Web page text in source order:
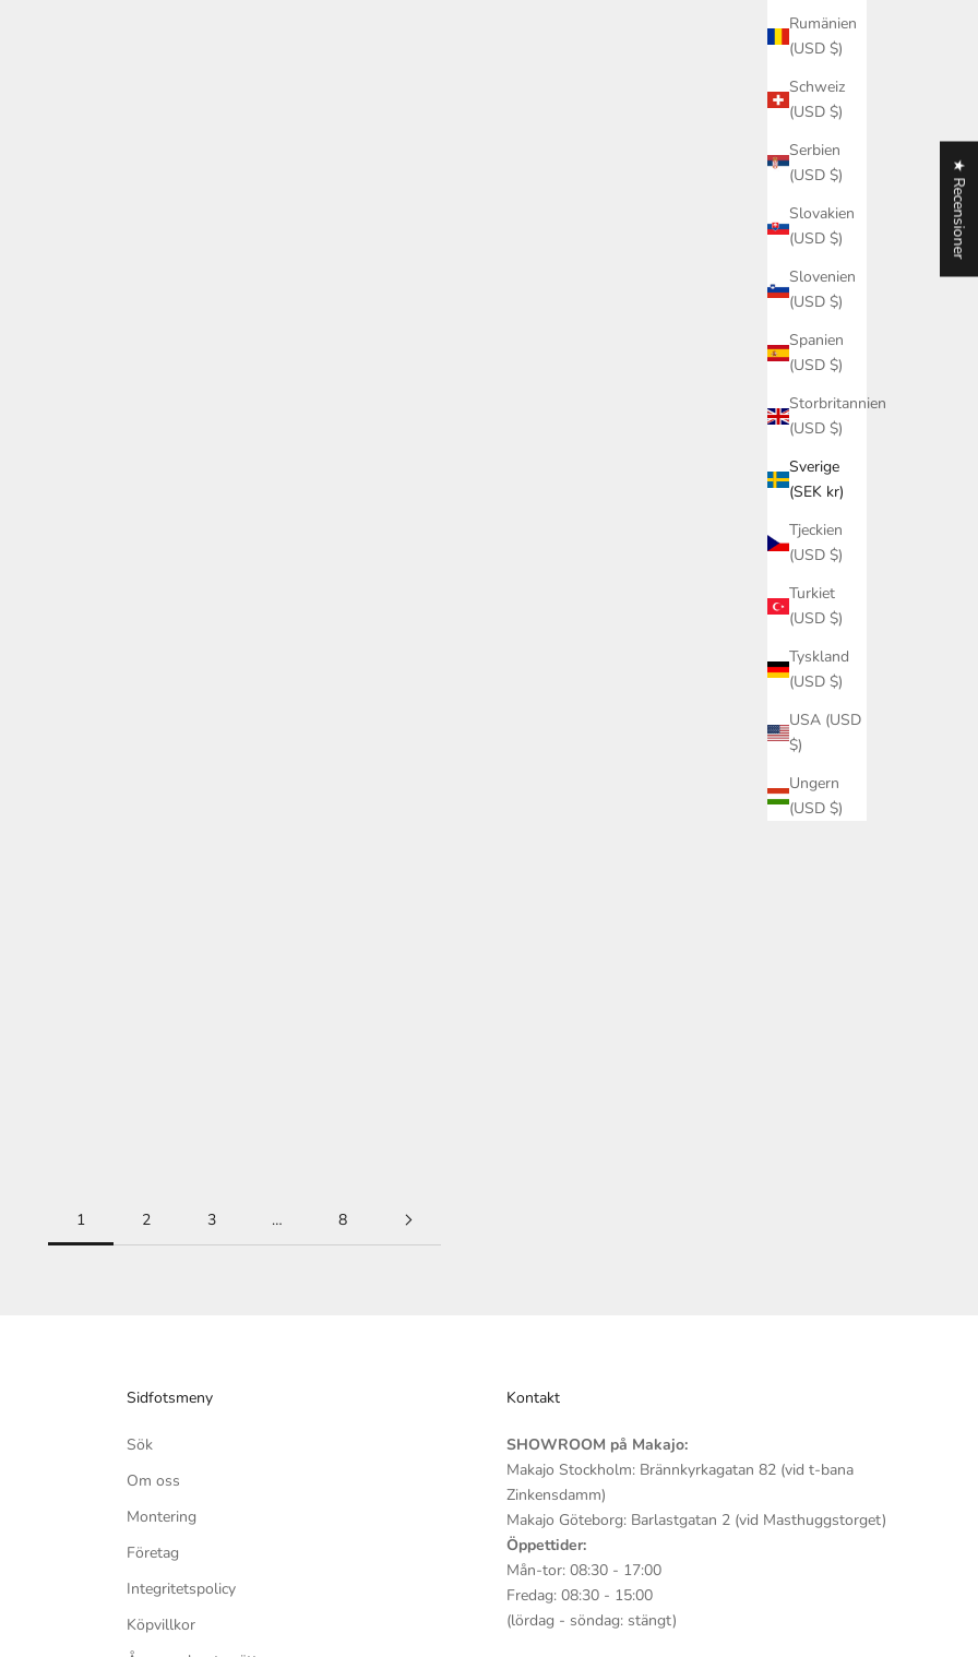
Rumänien
(USD $)
Schweiz
(USD $)
Serbien
(USD $)
Slovakien
(USD $)
Slovenien
(USD $)
Spanien
(USD $)
Storbritannien
(USD $)
Sverige
(SEK kr)
Tjeckien
(USD $)
Turkiet
(USD $)
Tyskland
(USD $)
USA (USD
$)
Ungern
(USD $)
Köpa led-ljus till akustikpanel: En komplett köpguide för
Tänk dig att du precis har monterat din exklusiva
akustikpanel i valnöt, men när kvällssolen försvinner inser
du att belysningen skapar fula, skarpa prickar som drar ner
1 2 3 … 8
Sidfotsmeny
Sök
Om oss
Montering
Företag
Integritetspolicy
Köpvillkor
Kontakt
SHOWROOM på Makajo:
Makajo Stockholm: Brännkyrkagatan 82 (vid t-bana
Zinkensdamm)
Makajo Göteborg: Barlastgatan 2 (vid Masthuggstorget)
Öppettider:
Mån-tor: 08:30 - 17:00
Fredag: 08:30 - 15:00
(lördag - söndag: stängt)
★ Recensioner